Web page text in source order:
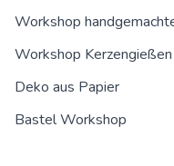
Workshop
Workshop Kerzengießen
Deko aus Papier
Bastel Workshop